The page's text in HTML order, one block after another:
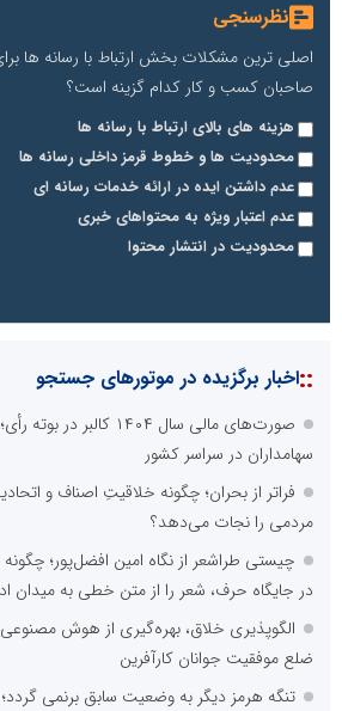
نظرسنجی
اصلی ترین مشکلات بخش ارتباط با رسانه ها
صاحبان کسب و کار کدام گزینه است؟
هزینه های بالای ارتباط با رسانه ها
محدودیت ها و خطوط قرمز داخلی رسانه ها
عدم داشتن ایده در ارائه خدمات رسانه ای
عدم اعتبار ویژه به محتواهای خبری
محدودیت در انتشار محتوا
::اخبار برگزیده در موتورهای جستجو
صورت‌های مالی سال ۱۴۰۴
سهامداران در سراسر کشور
فراتر از بحران؛ چگونه خلاقیتِ اصناف و
مردمی را نجات می‌دهد؟
چیستی طراشعر از نگاه امین افضل‌پور؛ چگونه
در جایگاه حرف، شعر را از متن خطی به میدان
الگوپذیری خلاق، بهره‌گیری از هوش
ضلع موفقیت جوانان کارآفرین
تنگه هرمز دیگر به وضعیت سابق برنمی